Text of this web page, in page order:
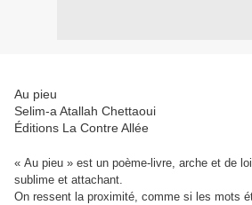
Au pieu
Selim-a Atallah Chettaoui
Éditions La Contre Allée
« Au pieu » est un poème-livre, arche et de
sublime et attachant.
On ressent la proximité, comme si les mots